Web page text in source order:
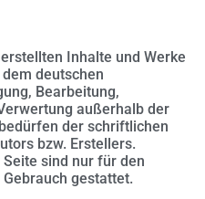
Inhalte und Werke
deutschen
Bearbeitung,
außerhalb der
der schriftlichen
bzw. Erstellers.
sind nur für den
gestattet.